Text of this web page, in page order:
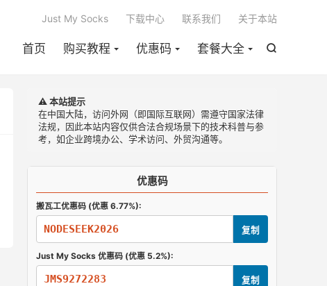

首页 购买教程 优惠码 套餐大全
Just My Socks 下载中心 联系我们 关于本站
⚠️ 本站提示
在中国大陆，访问外网（即国际互联网）需遵守国家法律
法规，因此本站内容仅供合法合规场景下的技术科普与参
考，如企业跨境办公、学术访问、外贸沟通等。
优惠码
搬瓦工优惠码 (优惠 6.77%):
NODESEEK2026 复制
Just My Socks 优惠码 (优惠 5.2%):
JMS9272283 复制